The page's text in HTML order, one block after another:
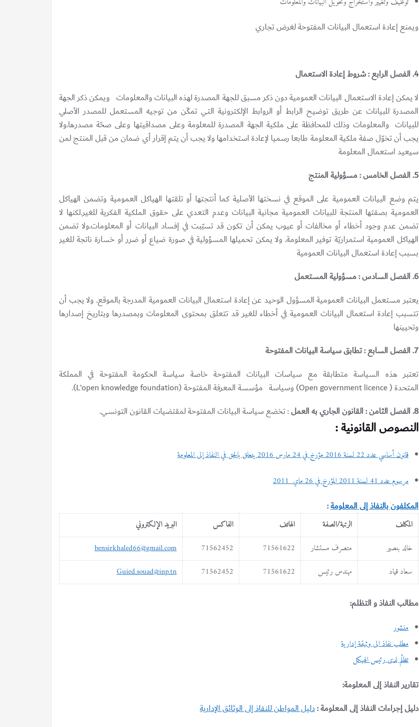
ويمنع إعادة استعمال البيانات المفتوحة لغرض تجاري
4. الفصل الرابع : شروط إعادة الاستعمال
لا يمكن إعادة الاستعمال البيانات العمومية دون ذكر مسبق للجهة المصدرة لهذه البيانات والمعلومات ويمكن ذكر الجهة
المصدرة للبيانات عن طريق توضيح الرابط أو الروابط الإلكترونية التي تمكّن من توجيه المستعمل للمصدر الأصلي
للبيانات والمعلومات وذلك للمحافظة على ملكية الجهة المصدرة للمعلومة وعلى مصداقيتها وعلى صحّة مصدرها.ولا
يجب أن تخوّل صفة ملكية المعلومة طابعا رسميا لإعادة استخدامها ولا يجب أن يتم إقرار أي ضمان من قبل المنتج لمن
سيعيد استعمال المعلومة
5. الفصل الخامس : مسؤولية المنتج
يتم وضع البيانات العمومية على الموقع في نسختها الأصلية كما أنتجتها أو تلقتها الهياكل العمومية وتضمن الهياكل
العمومية بصفتها المنتجة للبيانات العمومية مجانية البيانات وعدم التعدي على حقوق الملكية الفكرية للغير.لكنها لا
تضمن عدم وجود أخطاء أو مخالفات أو عيوب يمكن أن تكون قد تسبّبت في إفساد البيانات أو المعلومات.ولا تضمن
الهياكل العمومية استمراريّة توفير المعلومة. ولا يمكن تحميلها المسؤولية في صورة ضياع أو ضرر أو خسارة ناتجة للغير
بسبب إعادة استعمال البيانات العمومية
6. الفصل السادس : مسؤولية المستعمل
يعتبر مستعمل البيانات العمومية المسؤول الوحيد عن إعادة استعمال البيانات العمومية المدرجة بالموقع. ولا يجب أن
تتسبب إعادة استعمال البيانات العمومية في أخطاء للغير قد تتعلق بمحتوى المعلومات وبمصدرها وبتاريخ إصدارها
وتحيينها
7. الفصل السابع : تطابق سياسة البيانات المفتوحة
تعتبر هذه السياسة متطابقة مع سياسات البيانات المفتوحة خاصة سياسة الحكومة المفتوحة في المملكة
المتحدة ( Open government licence) وسياسة مؤسسة المعرفة المفتوحة (L’open knowledge foundation).
8. الفصل الثامن : القانون الجاري به العمل
: تخضع سياسة البيانات المفتوحة لمقتضيات القانون التونسي.
النصوص القانونية :
قانون أساسي عدد 22 لسنة 2016 مؤرخ في 24 مارس 2016 يتعلق بالحق في النفاذ إلى المعلومة
مرسوم عدد 41 لسنة 2011 المؤرخ في 26 ماي 2011
المكلفون بالنفاذ إلى المعلومة:
المكلف الرتبة/الصفة الهاتف الفاكس
البريد الإلكتروني
خالد بنصير
متصرف مستشار 71561622
71562452
bensirkhaled66@gmail.com
سعاد قياد
مهندس رئيس 71561622
71562452
Guied.souad@inp.tn
مطالب النفاذ و التظلم:
منشور
مطلب نفاذ الى وثيقة إدارية
تظلّم لدى رئيس الهيكل
تقارير النفاذ إلى المعلومة:
دليل إجراءات النفاذ إلى المعلومة :دليل المواطن للنفاذ إلى الوثائق الإدارية